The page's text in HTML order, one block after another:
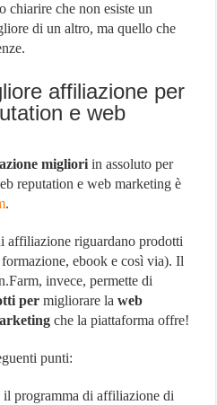
chiarire che non esiste un
di un altro, ma quello che
affiliazione per
e web
miglioriin assoluto per
reputation e web marketing è
.
affiliazione riguardano prodotti
ebook e così via). Il
invece, permette di
per migliorare laweb
che la piattaforma offre!
punti:
il programma di affiliazione di